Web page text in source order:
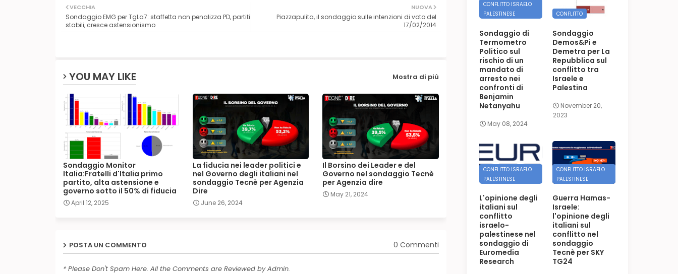
NUOVA
Piazzapulita, il sondaggio sulle intenzioni di voto del
17/02/2014
VECCHIA
Sondaggio EMG per TgLa7: staffetta non penalizza PD, partiti
stabili, cresce astensionismo
YOU MAY LIKE Mostra di più
Sondaggio Monitor
Italia:Fratelli d'Italia primo
partito, alta astensione e
governo sotto il 50% di fiducia
April 12, 2025
La fiducia nei leader politici e
nel Governo degli italiani nel
sondaggio Tecnè per Agenzia
Dire
June 26, 2024
Il Borsino dei Leader e del
Governo nel sondaggio Tecnè
per Agenzia dire
May 21, 2024
POSTA UN COMMENTO 0 Commenti
* Please Don't Spam Here. All the Comments are Reviewed by Admin.
CONFLITTO ISRAELO
PALESTINESE
Sondaggio di
Termometro
Politico sul
rischio di un
mandato di
arresto nei
confronti di
Benjamin
Netanyahu
May 08, 2024
CONFLITTO
Sondaggio
Demos&Pi e
Demetra per La
Repubblica sul
conflitto tra
Israele e
Palestina
November 20,
2023
CONFLITTO ISRAELO
PALESTINESE
L'opinione degli
italiani sul
conflitto
israelo-
palestinese nel
sondaggio di
Euromedia
Research
CONFLITTO ISRAELO
PALESTINESE
Guerra Hamas-
Israele:
l'opinione degli
italiani sul
conflitto nel
sondaggio
Tecnè per SKY
TG24